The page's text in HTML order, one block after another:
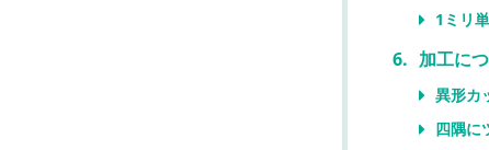
1ミリ
加工に
異形カ
四隅に